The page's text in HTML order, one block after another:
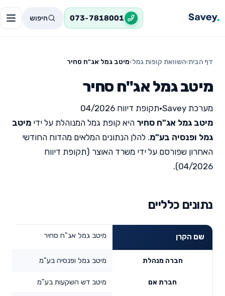
073-7818001 חיפוש
דף הבית›השוואת קופות גמל›מיטב גמל אג"ח סחיר
מיטב גמל אג"ח סחיר
מערכת Savey •תקופת דיווח 04/2026
מיטב גמל אג"ח סחיר היא קופת גמל המנוהלת על ידי מיטב
גמל ופנסיה בע"מ. להלן הנתונים המלאים מהדוח החודשי
האחרון שפורסם על ידי משרד האוצר (תקופת דיווח
04/2026).
נתונים כלליים
שם הקרן מיטב גמל אג"ח סחיר
חברה מנהלת מיטב גמל ופנסיה בע"מ
חברת אם מיטב דש השקעות בע"מ